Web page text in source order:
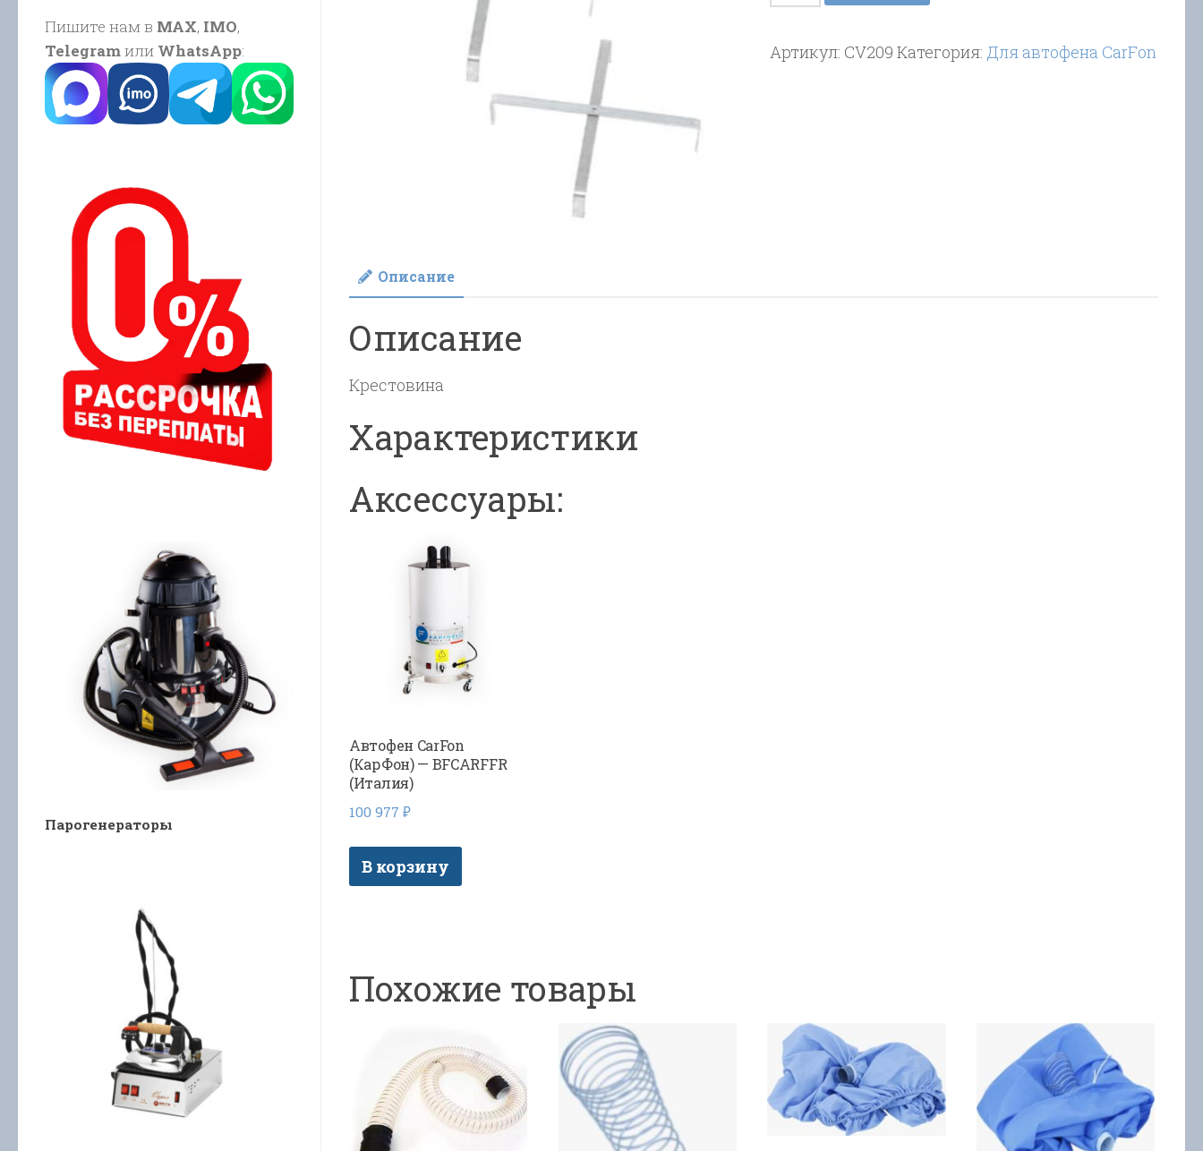
товара
CV209
Артикул: CV209 Категория: Для автофена CarFon
Описание
Описание
Крестовина
Характеристики
Аксессуары:
Автофен CarFon
(КарФон) — BFCARFFR
(Италия)
100 977 ₽
В корзину
Похожие товары
Пишите нам в MAX, IMO,
Telegramили WhatsApp:
Парогенераторы